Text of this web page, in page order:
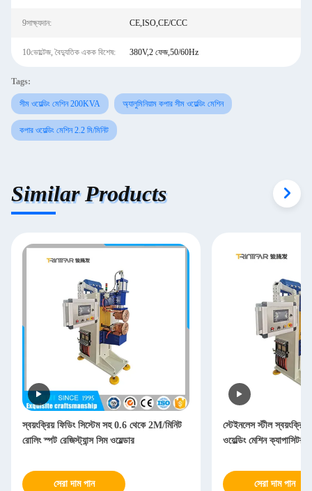
9সাক্ষ্যদান: CE,ISO,CE/CCC
10ভোল্টেজ, বৈদ্যুতিক একক বিশেষ: 380V,2 ফেজ,50/60Hz
Tags:
সীম ওয়েল্ডিং মেশিন 200KVA অ্যালুমিনিয়াম কপার সীম ওয়েল্ডিং মেশিন
কপার ওয়েল্ডিং মেশিন 2.2 মি/মিনিট
Similar Products
স্বয়ংক্রিয় ফিডিং সিস্টেম সহ 0.6 থেকে 2M/মিনিট
রোলিং স্পট রেজিস্ট্যান্স সিম ওয়েল্ডার
সেরা দাম পান
স্টেইনলেস স্টীল স্বয়ংক্রিয়
ওয়েল্ডিং মেশিন ক্যাপাসিটর
সেরা দাম পান